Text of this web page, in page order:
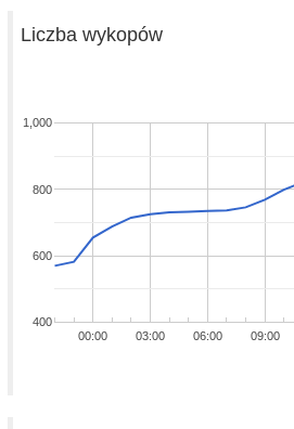
Liczba wykopów
00:00 03:00 06:00 09:00
400
600
800
1,000